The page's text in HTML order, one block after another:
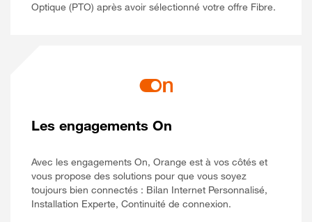
Optique (PTO) après avoir sélectionné votre offre Fibre.
Les engagements On
Avec les engagements On, Orange est à vos côtés et
vous propose des solutions pour que vous soyez
toujours bien connectés : Bilan Internet Personnalisé,
Installation Experte, Continuité de connexion.